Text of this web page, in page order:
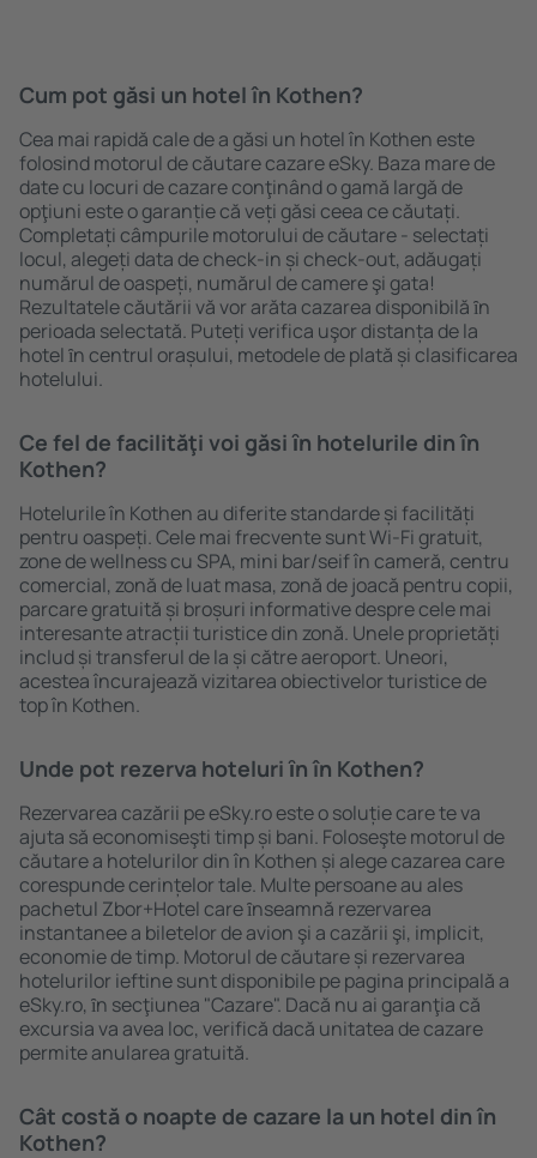
Cum pot găsi un hotel în Kothen?
Cea mai rapidă cale de a găsi un hotel în Kothen este
folosind motorul de căutare cazare eSky. Baza mare de
date cu locuri de cazare conţinând o gamă largă de
opţiuni este o garanție că veți găsi ceea ce căutați.
Completați câmpurile motorului de căutare - selectați
locul, alegeți data de check-in și check-out, adăugați
numărul de oaspeți, numărul de camere şi gata!
Rezultatele căutării vă vor arăta cazarea disponibilă ȋn
perioada selectată. Puteți verifica uşor distanța de la
hotel ȋn centrul orașului, metodele de plată și clasificarea
hotelului.
Ce fel de facilităţi voi găsi ȋn hotelurile din în
Kothen?
Hotelurile în Kothen au diferite standarde și facilități
pentru oaspeți. Cele mai frecvente sunt Wi-Fi gratuit,
zone de wellness cu SPA, mini bar/seif în cameră, centru
comercial, zonă de luat masa, zonă de joacă pentru copii,
parcare gratuită și broșuri informative despre cele mai
interesante atracții turistice din zonă. Unele proprietăți
includ și transferul de la și către aeroport. Uneori,
acestea încurajează vizitarea obiectivelor turistice de
top în Kothen.
Unde pot rezerva hoteluri ȋn în Kothen?
Rezervarea cazării pe eSky.ro este o soluție care te va
ajuta să economiseşti timp și bani. Foloseşte motorul de
căutare a hotelurilor din în Kothen și alege cazarea care
corespunde cerințelor tale. Multe persoane au ales
pachetul Zbor+Hotel care ȋnseamnă rezervarea
instantanee a biletelor de avion şi a cazării şi, implicit,
economie de timp. Motorul de căutare și rezervarea
hotelurilor ieftine sunt disponibile pe pagina principală a
eSky.ro, ȋn secţiunea "Cazare". Dacă nu ai garanţia că
excursia va avea loc, verifică dacă unitatea de cazare
permite anularea gratuită.
Cât costă o noapte de cazare la un hotel din în
Kothen?